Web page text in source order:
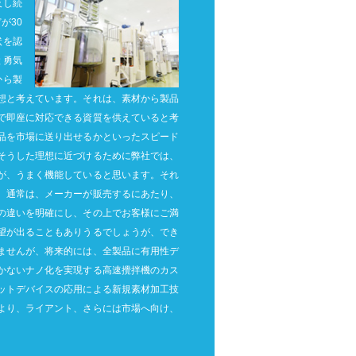
し続
30
を認
勇気
ら製
と考えています。それは、素材から製品
即座に対応できる資質を供えていると考
を市場に送り出せるかといったスピード
した理想に近づけるために弊社では、
、うまく機能していると思います。それ
常は、メーカーが販売するにあたり、
違いを明確にし、その上でお客様にご満
出ることもありうるでしょうが、でき
せんが、将来的には、全製品に有用性デ
ないナノ化を実現する高速攪拌機のカス
トデバイスの応用による新規素材加工技
、ライアント、さらには市場へ向け、